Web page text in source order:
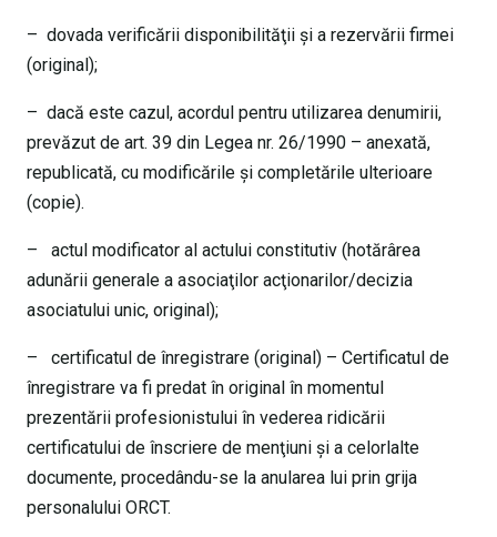
– dovada verificării disponibilităţii şi a rezervării firmei
(original);
– dacă este cazul, acordul pentru utilizarea denumirii,
prevăzut de art. 39 din Legea nr. 26/1990 – anexată,
republicată, cu modificările şi completările ulterioare
(copie).
– actul modificator al actului constitutiv (hotărârea
adunării generale a asociaţilor acţionarilor/decizia
asociatului unic, original);
– certificatul de înregistrare (original) – Certificatul de
înregistrare va fi predat în original în momentul
prezentării profesionistului în vederea ridicării
certificatului de înscriere de menţiuni şi a celorlalte
documente, procedându-se la anularea lui prin grija
personalului ORCT.